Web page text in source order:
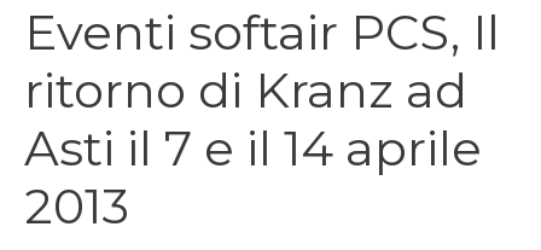
Eventi softair PCS, Il
ritorno di Kranz ad
Asti il 7 e il 14 aprile
2013